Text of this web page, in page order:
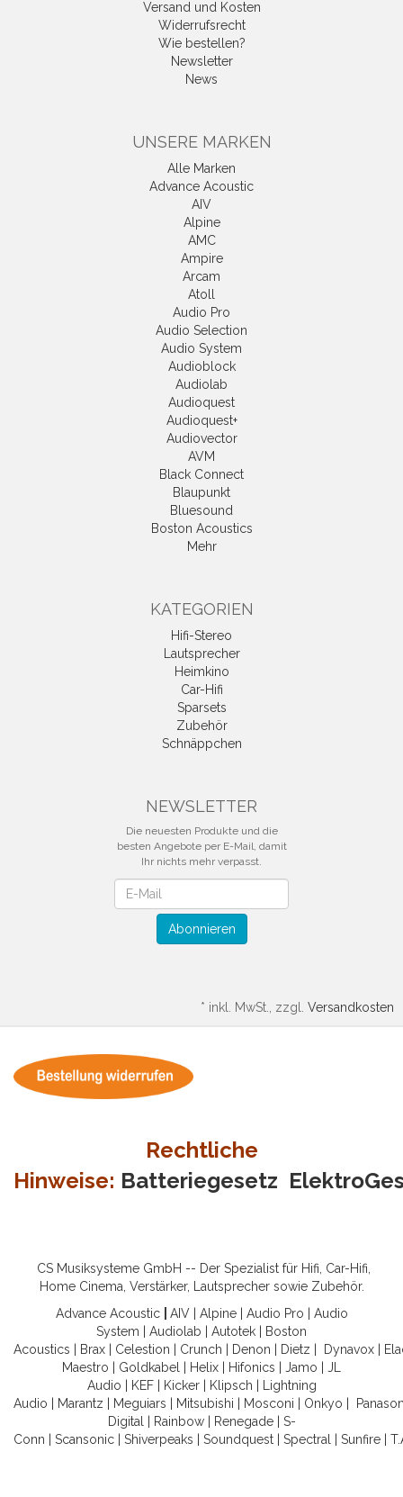
Versand und Kosten
Widerrufsrecht
Wie bestellen?
Newsletter
News
UNSERE MARKEN
Alle Marken
Advance Acoustic
AIV
Alpine
AMC
Ampire
Arcam
Atoll
Audio Pro
Audio Selection
Audio System
Audioblock
Audiolab
Audioquest
Audioquest+
Audiovector
AVM
Black Connect
Blaupunkt
Bluesound
Boston Acoustics
Mehr
KATEGORIEN
Hifi-Stereo
Lautsprecher
Heimkino
Car-Hifi
Sparsets
Zubehör
Schnäppchen
NEWSLETTER
Die neuesten Produkte und die
besten Angebote per E-Mail, damit
Ihr nichts mehr verpasst.
Abonnieren
* inkl. MwSt., zzgl. Versandkosten
Rechtliche
Hinweise: Batteriegesetz
CS Musiksysteme GmbH -- Der Spezialist für Hifi, Car-Hifi,
Home Cinema, Verstärker, Lautsprecher sowie Zubehör.
Advance Acoustic
AIV| Alpine| Audio Pro
Audio
System
Audiolab Autotek
Boston
Acoustics
Brax Celestion Crunch Denon Dietz Dynavox
Maestro
Goldkabel Helix Hifonics Jamo
JL
Audio
KEF| Kicker| Klipsch
Lightning
Audio
Marantz Meguiars Mitsubishi Mosconi Onkyo
Digital
Rainbow| Renegade| S-
Conn
Scansonic Shiverpeaks Soundquest Spectral Sunfire